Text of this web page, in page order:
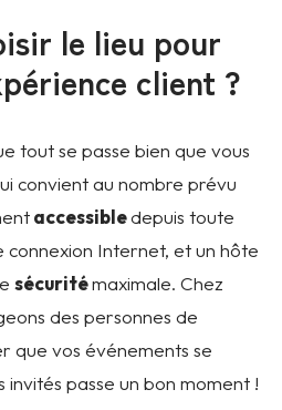
le lieu pour
client ?
tout se passe bien que vous
convient au nombre prévu
accessibledepuis toute
connexion Internet, et un hôte
sécuritémaximale. Chez
des personnes de
que vos événements se
invités passe un bon moment !